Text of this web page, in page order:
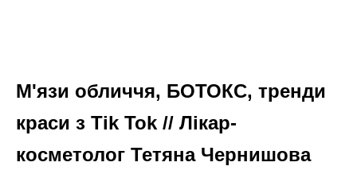
М'язи обличчя, БОТОКС, тренди
краси з Tik Tok // Лікар-
косметолог Тетяна Чернишова